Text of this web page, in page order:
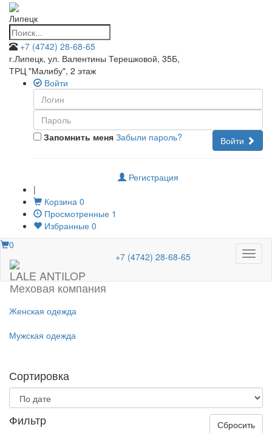
Липецк
+7 (4742) 28-68-65
г.Липецк, ул. Валентины Терешковой, 35Б,
ТРЦ "Малибу", 2 этаж
Войти
Запомнить меня Войти
Забыли пароль?
Регистрация
|
Корзина 0
Просмотренные 1
Избранные 0
Меню
0
LALE ANTILOP
Меховая компания
+7 (4742) 28-68-65
Женская одежда
Мужская одежда
Сортировка
Фильтр
Сбросить